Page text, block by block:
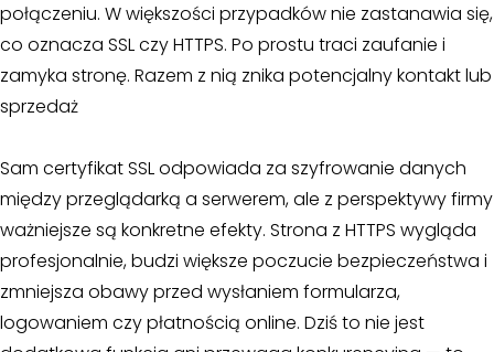
połączeniu. W większości przypadków nie zastanawia się,
co oznacza SSL czy HTTPS. Po prostu traci zaufanie i
zamyka stronę. Razem z nią znika potencjalny kontakt lub
sprzedaż
Sam certyfikat SSL odpowiada za szyfrowanie danych
między przeglądarką a serwerem, ale z perspektywy firmy
ważniejsze są konkretne efekty. Strona z HTTPS wygląda
profesjonalnie, budzi większe poczucie bezpieczeństwa i
zmniejsza obawy przed wysłaniem formularza,
logowaniem czy płatnością online. Dziś to nie jest